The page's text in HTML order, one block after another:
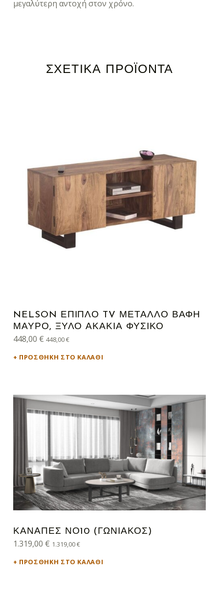
μεγαλύτερη αντοχή στον χρόνο.
ΣΧΕΤΙΚΆ ΠΡΟΪΌΝΤΑ
NELSON ΈΠΙΠΛΟ TV ΜΈΤΑΛΛΟ ΒΑΦΉ
ΜΑΎΡΟ, ΞΎΛΟ ΑΚΑΚΊΑ ΦΥΣΙΚΌ
448,00 € 448,00€
ΠΡΟΣΘΉΚΗ ΣΤΟ ΚΑΛΆΘΙ
ΚΑΝΑΠΈΣ ΝΟ10 (ΓΩΝΙΑΚΌΣ)
1.319,00 € 1.319,00€
ΠΡΟΣΘΉΚΗ ΣΤΟ ΚΑΛΆΘΙ